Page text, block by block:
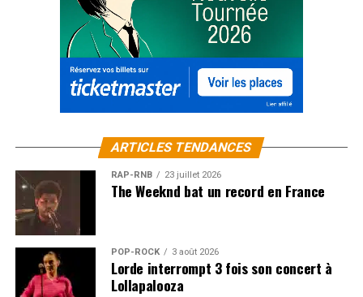
ARTICLES TENDANCES
RAP-RNB 23 juillet 2026
The Weeknd bat un record en France
POP-ROCK 3 août 2026
Lorde interrompt 3 fois son concert à
Lollapalooza